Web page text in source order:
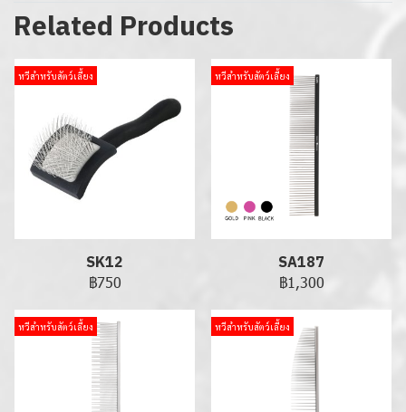
Related Products
หวีสำหรับสัตว์เลี้ยง
SK12
฿750
หวีสำหรับสัตว์เลี้ยง
SA187
฿1,300
หวีสำหรับสัตว์เลี้ยง หวีสำหรับสัตว์เลี้ยง